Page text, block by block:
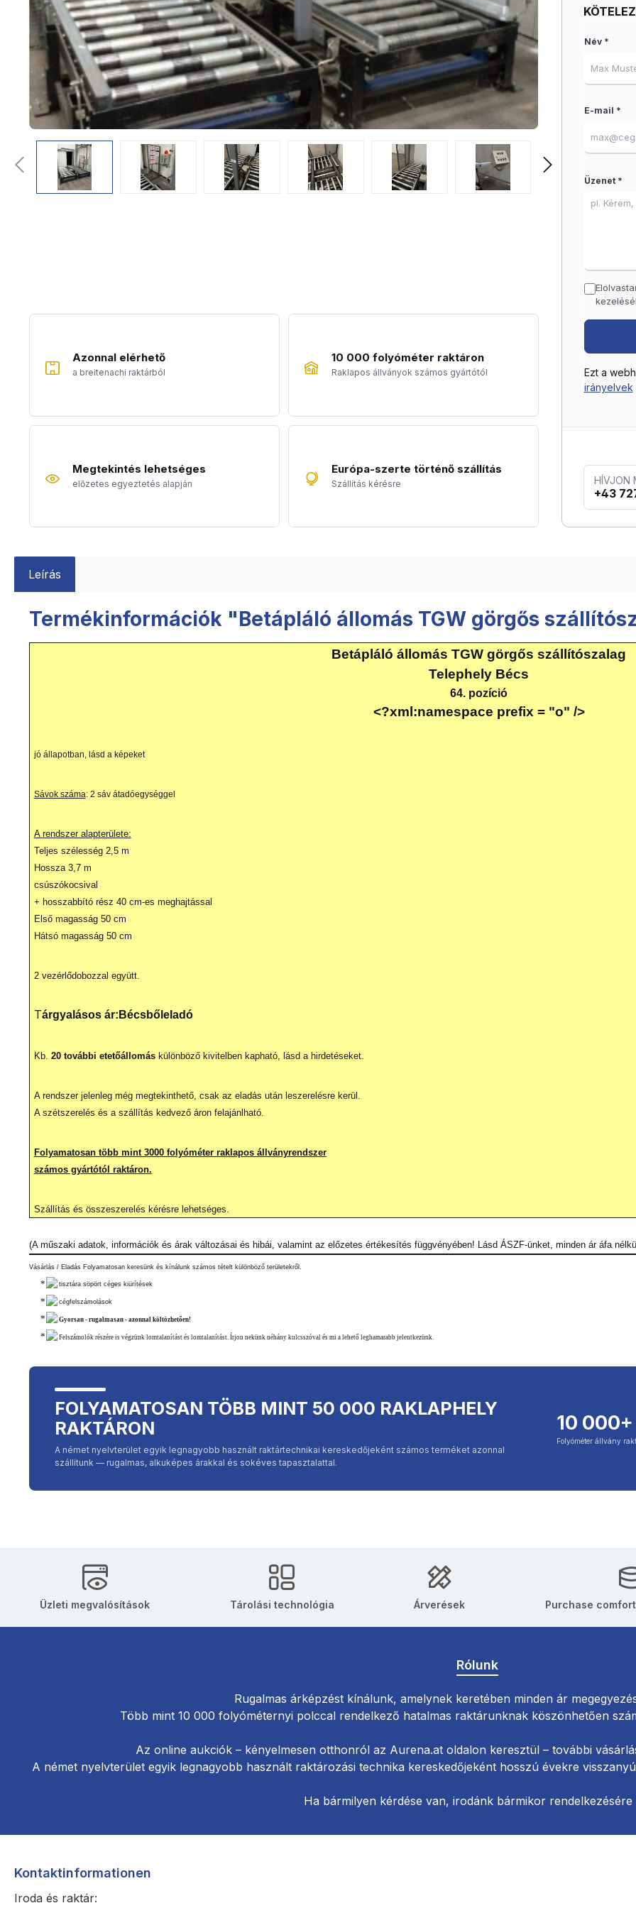
Név *
E-mail *
Üzenet *
Ezt a
irányelvek
HÍVJON
+43
Azonnal elérhető
a breitenachi raktárból
10 000 folyóméter raktáron
Raklapos állványok számos gyártótól
Megtekintés lehetséges
előzetes egyeztetés alapján
Európa-szerte történő szállítás
Szállítás kérésre
Leírás
Termékinformációk "Betápláló állomás TGW görgős
Betápláló állomás TGW görgős szállítószalag
Telephely Bécs
64. pozíció
<?xml:namespace prefix = "o" />
jó állapotban, lásd a képeket
Sávok száma: 2 sáv átadóegységgel
A rendszer alapterülete:
Teljes szélesség 2,5 m
Hossza 3,7 m
csúszókocsival
+ hosszabbító rész 40 cm-es meghajtással
Első magasság 50 cm
Hátsó magasság 50 cm
2 vezérlődobozzal együtt.
Tárgyalásos ár: Bécsből eladó
Kb. 20 további etetőállomáskülönböző kivitelben kapható, lásd a hirdetéseket.
A rendszer jelenleg még megtekinthető, csak az eladás után leszerelésre kerül.
A szétszerelés és a szállítás kedvező áron felajánlható.
Folyamatosan több mint 3000 folyóméter raklapos állványrendszer
számos gyártótól raktáron.
Szállítás és összeszerelés kérésre lehetséges.
(A műszaki adatok, információk és árak változásai és hibái, valamint az előzetes értékesítés függvényében! Lásd ÁSZF-ünket, minden ár áfa
Vásárlás / Eladás Folyamatosan keresünk és kínálunk számos tételt különböző területekről.
tisztára söpört céges kiürítések
cégfelszámolások
Gyorsan - rugalmasan - azonnal költözhetően!
Felszámolók részére is végzünk lomtalanítást és lomtalanítást. Írjon nekünk néhány kulcsszóval és mi a lehető leghamarabb jelentkezünk.
FOLYAMATOSAN TÖBB MINT 50 000 RAKLAPHELY
RAKTÁRON
A német nyelvterület egyik legnagyobb használt raktártechnikai kereskedőjeként számos terméket azonnal
szállítunk — rugalmas, alkuképes árakkal és sokéves tapasztalattal.
10 000+
Folyóméter állvány
Üzleti megvalósítások Tárolási technológia Árverések Purchase
Rólunk
Rugalmas árképzést kínálunk, amelynek keretében minden ár
Több mint 10 000 folyóméternyi polccal rendelkező hatalmas raktárunknak köszönhetően
Az online aukciók – kényelmesen otthonról az Aurena.at oldalon keresztül – további
A német nyelvterület egyik legnagyobb használt raktározási technika kereskedőjeként hosszú évekre
Ha bármilyen kérdése van, irodánk bármikor rendelkezésére
Kontaktinformationen
Iroda és raktár: